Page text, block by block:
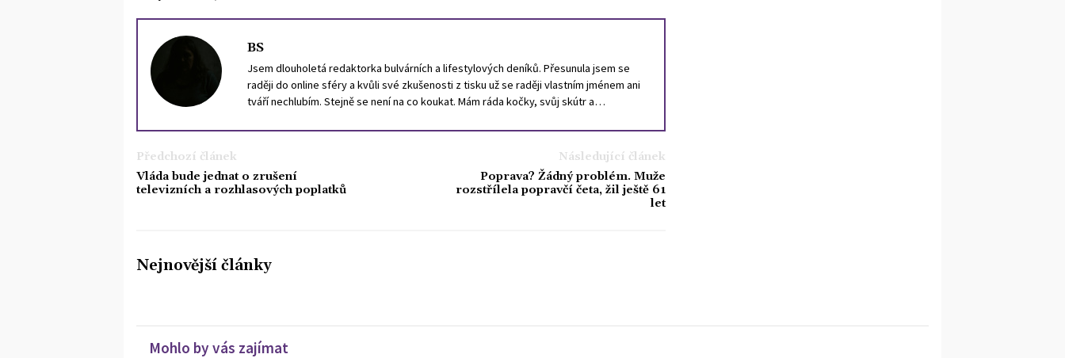
BS
Jsem dlouholetá redaktorka bulvárních a lifestylových deníků. Přesunula jsem se
raději do online sféry a kvůli své zkušenosti z tisku už se raději vlastním jménem ani
tváří nechlubím. Stejně se není na co koukat. Mám ráda kočky, svůj skútr a
Předchozí článek
Vláda bude jednat o zrušení
televizních a rozhlasových poplatků
Následující článek
Poprava? Žádný problém. Muže
rozstřílela popravčí četa, žil ještě 61
let
Nejnovější články
Mohlo by vás zajímat